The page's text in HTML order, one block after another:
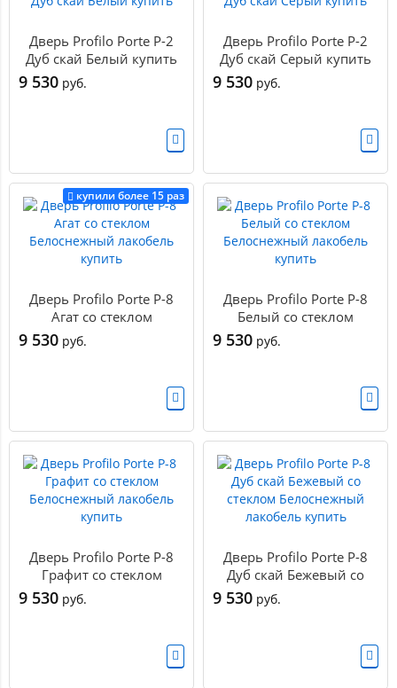
Дверь Profilo Porte P-2
Дуб скай Белый купить
9 530 руб.
Дверь Profilo Porte P-2
Дуб скай Серый купить
9 530 руб.
купили более 15 раз
Дверь Profilo Porte P-8
Агат со стеклом
Белоснежный лакобель
9 530 руб.
Дверь Profilo Porte P-8
Белый со стеклом
Белоснежный лакобель
9 530 руб.
Дверь Profilo Porte P-8
Графит со стеклом
Белоснежный лакобель
9 530 руб.
Дверь Profilo Porte P-8
Дуб скай Бежевый со
стеклом Белоснежный
лакобель купить
9 530 руб.